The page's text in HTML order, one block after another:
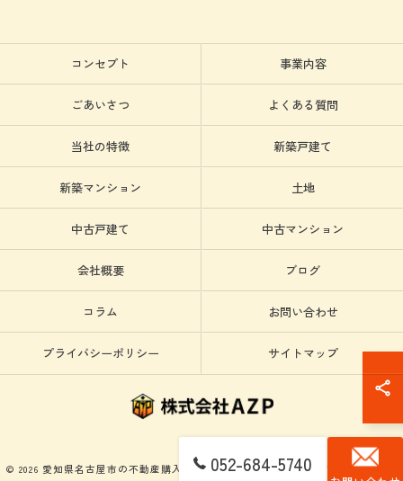
052-684-5740
コンセプト 事業内容
ごあいさつ よくある質問
当社の特徴 新築戸建て
新築マンション 土地
中古戸建て 中古マンション
会社概要 ブログ
コラム お問い合わせ
プライバシーポリシー サイトマップ
© 2026 愛知県名古屋市の不動産購入なら株式会社AZP ALL RIGHTS RESERVED.